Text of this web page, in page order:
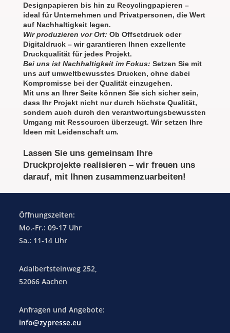
Designpapieren bis hin zu Recyclingpapieren –
ideal für Unternehmen und Privatpersonen, die Wert
auf Nachhaltigkeit legen.
Wir produzieren vor Ort: Ob Offsetdruck oder
Digitaldruck – wir garantieren Ihnen exzellente
Druckqualität für jedes Projekt.
Bei uns ist Nachhaltigkeit im Fokus: Setzen Sie mit
uns auf umweltbewusstes Drucken, ohne dabei
Kompromisse bei der Qualität einzugehen.
Mit uns an Ihrer Seite können Sie sich sicher sein,
dass Ihr Projekt nicht nur durch höchste Qualität,
sondern auch durch den verantwortungsbewussten
Umgang mit Ressourcen überzeugt. Wir setzen Ihre
Ideen mit Leidenschaft um.
Lassen Sie uns gemeinsam Ihre
Druckprojekte realisieren – wir freuen uns
darauf, mit Ihnen zusammenzuarbeiten!
Öffnungszeiten:
Mo.-Fr.: 09-17 Uhr
Sa.: 11-14 Uhr
Adalbertsteinweg 252,
52066 Aachen
Anfragen und Angebote:
info@zypresse.eu